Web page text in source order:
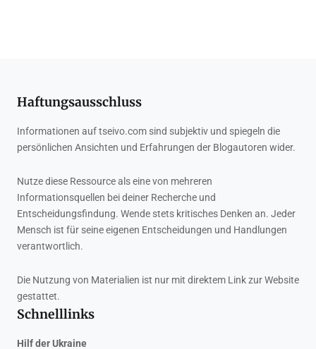
Haftungsausschluss
Informationen auf tseivo.com sind subjektiv und spiegeln die
persönlichen Ansichten und Erfahrungen der Blogautoren wider.
Nutze diese Ressource als eine von mehreren
Informationsquellen bei deiner Recherche und
Entscheidungsfindung. Wende stets kritisches Denken an. Jeder
Mensch ist für seine eigenen Entscheidungen und Handlungen
verantwortlich.
Die Nutzung von Materialien ist nur mit direktem Link zur Website
gestattet.
Schnelllinks
Hilf der Ukraine